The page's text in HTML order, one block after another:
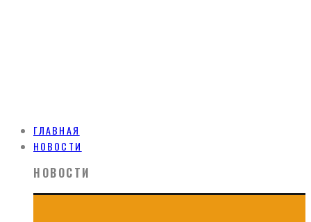
ГЛАВНАЯ
НОВОСТИ
НОВОСТИ